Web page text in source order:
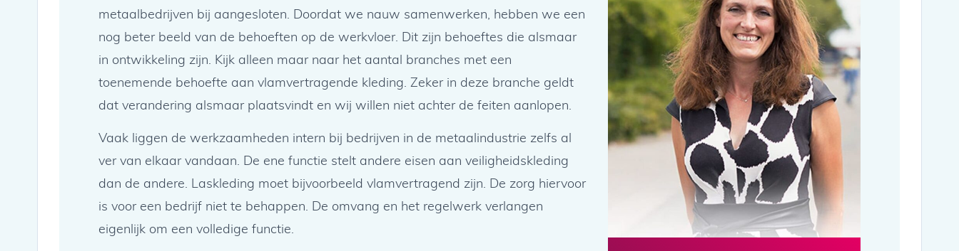
metaalbedrijven bij aangesloten. Doordat we nauw samenwerken, hebben we een
nog beter beeld van de behoeften op de werkvloer. Dit zijn behoeftes die alsmaar
in ontwikkeling zijn. Kijk alleen maar naar het aantal branches met een
toenemende behoefte aan vlamvertragende kleding. Zeker in deze branche geldt
dat verandering alsmaar plaatsvindt en wij willen niet achter de feiten aanlopen.
Vaak liggen de werkzaamheden intern bij bedrijven in de metaalindustrie zelfs al
ver van elkaar vandaan. De ene functie stelt andere eisen aan veiligheidskleding
dan de andere. Laskleding moet bijvoorbeeld vlamvertragend zijn. De zorg hiervoor
is voor een bedrijf niet te behappen. De omvang en het regelwerk verlangen
eigenlijk om een volledige functie.